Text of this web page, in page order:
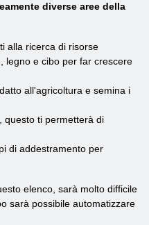
diverse aree della
alla ricerca di risorse
legno e cibo per far crescere
all'agricoltura e semina i
questo ti permetterà di
di addestramento per
elenco, sarà molto difficile
sarà possibile automatizzare